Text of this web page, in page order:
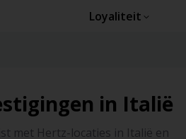
Loyaliteit
in Italië
met Hertz-locaties in Italië en